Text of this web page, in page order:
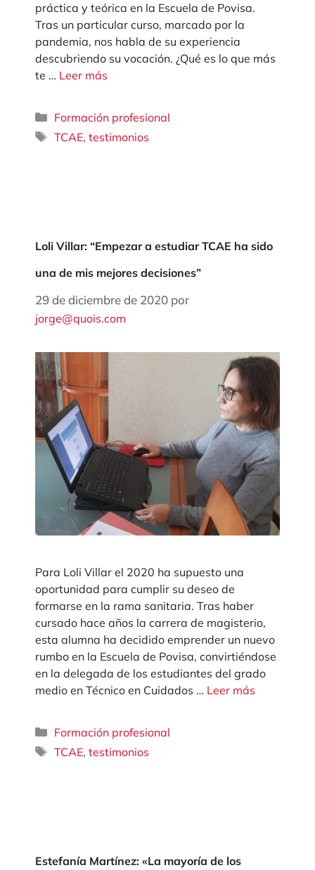
práctica y teórica en la Escuela de Povisa.
Tras un particular curso, marcado por la
pandemia, nos habla de su experiencia
descubriendo su vocación. ¿Qué es lo que más
te … Leer más
Categorías
Formación profesional
Etiquetas
TCAE,testimonios
Loli Villar: “Empezar a estudiar TCAE ha sido
una de mis mejores decisiones”
29 de diciembre de 2020 por
jorge@quois.com
Para Loli Villar el 2020 ha supuesto una
oportunidad para cumplir su deseo de
formarse en la rama sanitaria. Tras haber
cursado hace años la carrera de magisterio,
esta alumna ha decidido emprender un nuevo
rumbo en la Escuela de Povisa, convirtiéndose
en la delegada de los estudiantes del grado
medio en Técnico en Cuidados … Leer más
Categorías
Formación profesional
Etiquetas
TCAE,testimonios
Estefanía Martínez: «La mayoría de los